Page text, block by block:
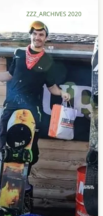
ZZZ_ARCHIVES 2020